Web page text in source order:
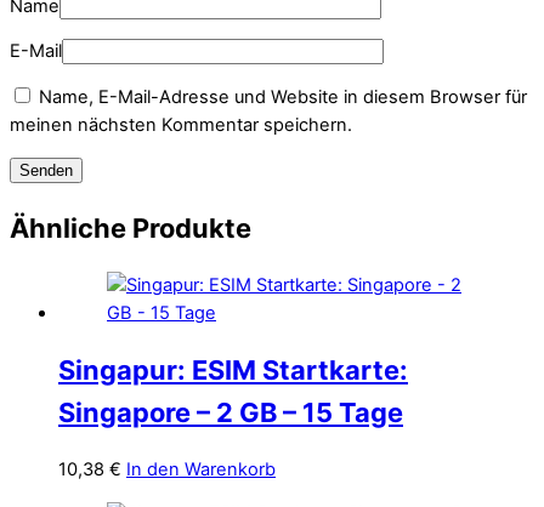
Name
E-Mail
Name, E-Mail-Adresse und Website in diesem Browser für
meinen nächsten Kommentar speichern.
Ähnliche Produkte
Singapur: ESIM Startkarte:
Singapore – 2 GB – 15 Tage
10,38 € In den Warenkorb